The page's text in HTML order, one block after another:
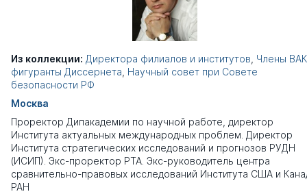
Из коллекции: Директора филиалов и институтов Члены
фигуранты Диссернета Научный совет при Совете
безопасности РФ
Москва
Проректор Дипакадемии по научной работе, директор
Института актуальных международных проблем. Директор
Института стратегических исследований и прогнозов РУДН
(ИСИП). Экс-проректор РТА. Экс-руководитель центра
сравнительно-правовых исследований Института США и
РАН